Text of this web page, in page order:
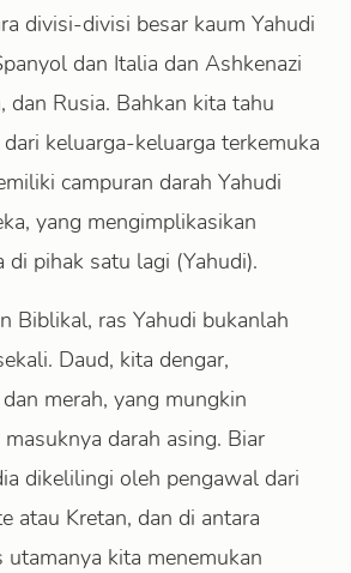
divisi-divisi besar kaum Yahudi
dan Italia dan Ashkenazi
dan Rusia. Bahkan kita tahu
keluarga-keluarga terkemuka
campuran darah Yahudi
yang mengimplikasikan
di pihak satu lagi (Yahudi).
Biblikal, ras Yahudi bukanlah
Daud, kita dengar,
merah, yang mungkin
darah asing. Biar
dikelilingi oleh pengawal dari
atau Kretan, dan di antara
kita menemukan